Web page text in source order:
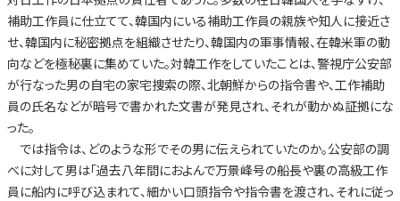
補助工作員に仕立てて、韓国内にいる補助工作員の親族や知人に接近さ
せ、韓国内に秘密拠点を組織させたり、韓国内の軍事情報、在韓米軍の動
向などを極秘裏に集めていた。対韓工作をしていたことは、警視庁公安部
が行なった男の自宅の家宅捜索の際、北朝鮮からの指令書や、工作補助
員の氏名などが暗号で書かれた文書が発見され、それが動かぬ証拠にな
った。
では指令は、どのような形でその男に伝えられていたのか。公安部の調
べに対して男は「過去八年間におよんで万景峰号の船長や裏の高級工作
員に船内に呼び込まれて、細かい口頭指令や指令書を渡され、それに従っ